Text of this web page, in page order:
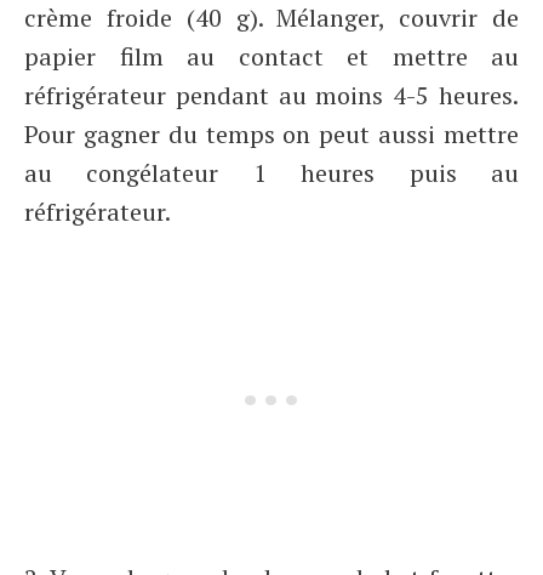
crème froide (40 g). Mélanger, couvrir de
papier film au contact et mettre au
réfrigérateur pendant au moins 4-5 heures.
Pour gagner du temps on peut aussi mettre
au congélateur 1 heures puis au
réfrigérateur.